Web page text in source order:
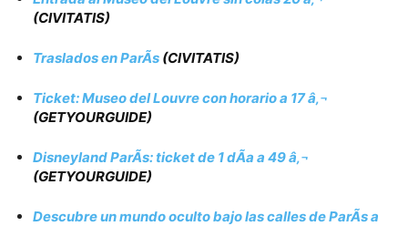
(CIVITATIS)
Traslados en ParÃ­s (CIVITATIS)
Ticket: Museo del Louvre con horario a 17 â‚¬
(GETYOURGUIDE)
Disneyland ParÃ­s: ticket de 1 dÃ­a a 49 â‚¬
(GETYOURGUIDE)
Descubre un mundo oculto bajo las calles de ParÃ­s a